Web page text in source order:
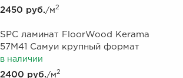
2450 руб. /м2
SPC ламинат FloorWood Kerama
57М41 Самуи крупный формат
в наличии
2400 руб. /м2